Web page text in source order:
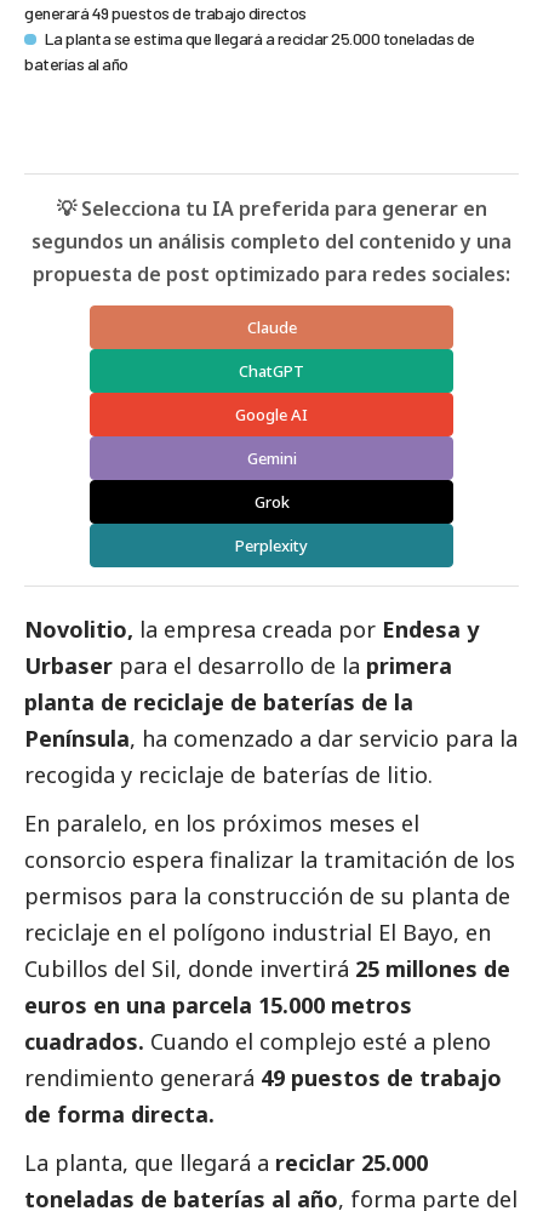
generará 49 puestos de trabajo directos
La planta se estima que llegará a reciclar 25.000 toneladas de
baterías al año
💡 Selecciona tu IA preferida para generar en
segundos un análisis completo del contenido y una
propuesta de post optimizado para redes sociales:
Claude
ChatGPT
Google AI
Gemini
Grok
Perplexity
Novolitio, la empresa creada por Endesa y
Urbaser para el desarrollo de la primera
planta de reciclaje de baterías de la
Península, ha comenzado a dar servicio para la
recogida y reciclaje de baterías de litio.
En paralelo, en los próximos meses el
consorcio espera finalizar la tramitación de los
permisos para la construcción de su planta de
reciclaje en el polígono industrial El Bayo, en
Cubillos del Sil, donde invertirá 25 millones de
euros en una parcela 15.000 metros
cuadrados. Cuando el complejo esté a pleno
rendimiento generará 49 puestos de trabajo
de forma directa.
La planta, que llegará a reciclar 25.000
toneladas de baterías al año, forma parte del